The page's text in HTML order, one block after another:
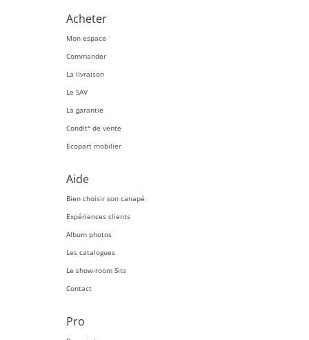
Acheter
Mon espace
Commander
La livraison
Le SAV
La garantie
Condit° de vente
Ecopart mobilier
Aide
Bien choisir son canapé
Expériences clients
Album photos
Les catalogues
Le show-room Sits
Contact
Pro